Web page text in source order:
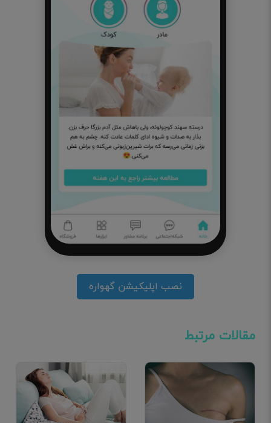
نصب اپلیکیشن گهواره
مقالات مرتبط